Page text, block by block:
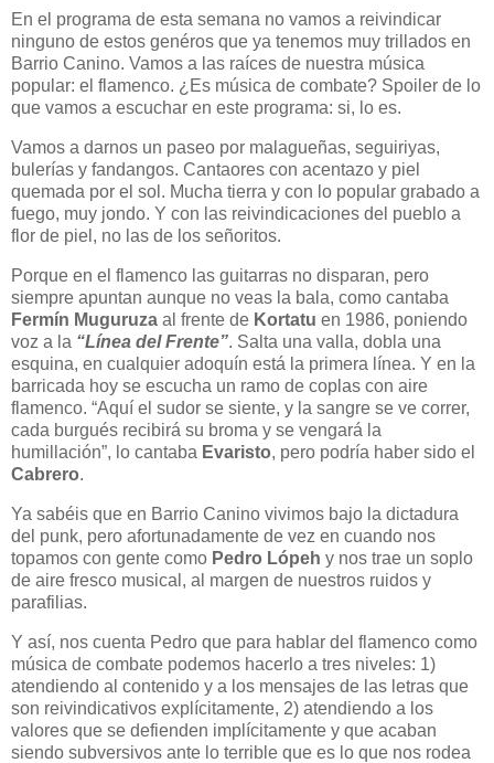
En el programa de esta semana no vamos a reivindicar
ninguno de estos genéros que ya tenemos muy trillados en
Barrio Canino. Vamos a las raíces de nuestra música
popular: el flamenco. ¿Es música de combate? Spoiler de lo
que vamos a escuchar en este programa: si, lo es.
Vamos a darnos un paseo por malagueñas, seguiriyas,
bulerías y fandangos. Cantaores con acentazo y piel
quemada por el sol. Mucha tierra y con lo popular grabado a
fuego, muy jondo. Y con las reivindicaciones del pueblo a
flor de piel, no las de los señoritos.
Porque en el flamenco las guitarras no disparan, pero
siempre apuntan aunque no veas la bala, como cantaba
Fermín Muguruza al frente de Kortatu en 1986, poniendo
voz a la “Línea del Frente”. Salta una valla, dobla una
esquina, en cualquier adoquín está la primera línea. Y en la
barricada hoy se escucha un ramo de coplas con aire
flamenco. “Aquí el sudor se siente, y la sangre se ve correr,
cada burgués recibirá su broma y se vengará la
humillación”, lo cantaba Evaristo, pero podría haber sido el
Cabrero.
Ya sabéis que en Barrio Canino vivimos bajo la dictadura
del punk, pero afortunadamente de vez en cuando nos
topamos con gente como Pedro Lópeh y nos trae un soplo
de aire fresco musical, al margen de nuestros ruidos y
parafilias.
Y así, nos cuenta Pedro que para hablar del flamenco como
música de combate podemos hacerlo a tres niveles: 1)
atendiendo al contenido y a los mensajes de las letras que
son reivindicativos explícitamente, 2) atendiendo a los
valores que se defienden implícitamente y que acaban
siendo subversivos ante lo terrible que es lo que nos rodea